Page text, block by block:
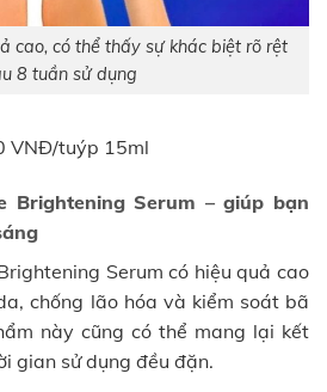
cao, có thể thấy sự khác biệt rõ rệt
8 tuần sử dụng
VNĐ/tuýp 15ml
Brightening Serum – giúp bạn
Serum có hiệu quả cao
chống lão hóa và kiểm soát bã
này cũng có thể mang lại kết
gian sử dụng đều đặn.